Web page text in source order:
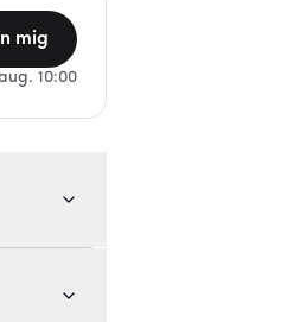
mig
10:00